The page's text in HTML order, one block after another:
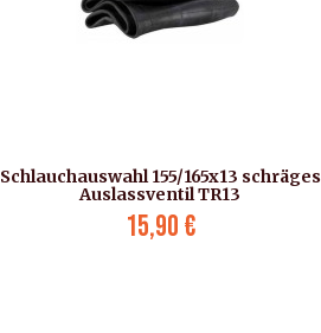
Reifenmontage-Schmiermittel Aerosol
400 ml
13,90 €